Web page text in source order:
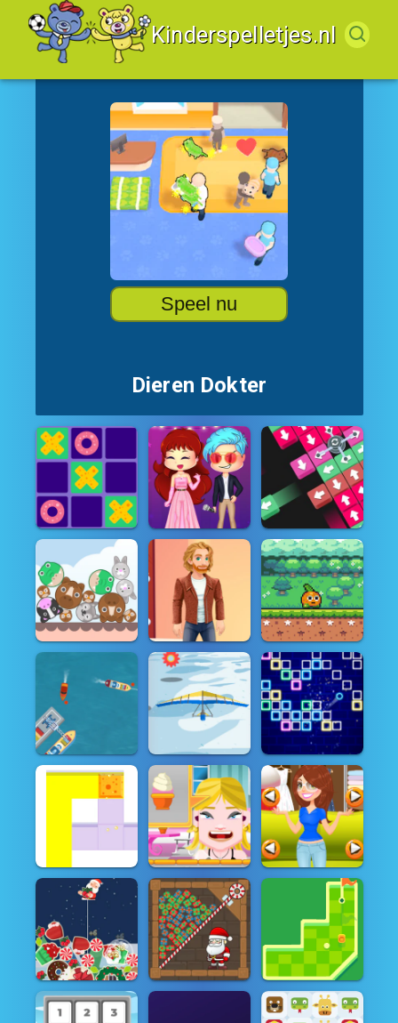
Kinderspelletjes.nl
Speel nu
Dieren Dokter